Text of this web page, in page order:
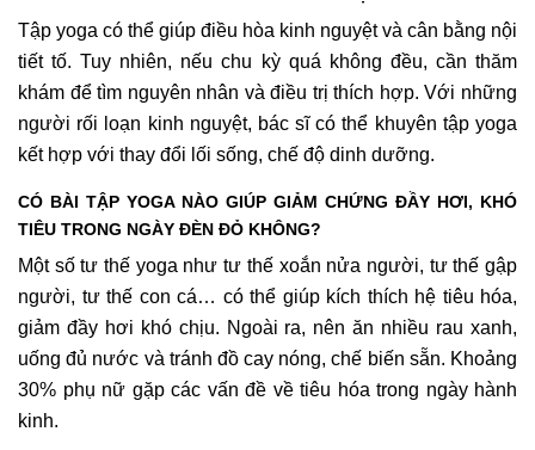
Tập yoga có thể giúp điều hòa kinh nguyệt và cân bằng nội
tiết tố. Tuy nhiên, nếu chu kỳ quá không đều, cần thăm
khám để tìm nguyên nhân và điều trị thích hợp. Với những
người rối loạn kinh nguyệt, bác sĩ có thể khuyên tập yoga
kết hợp với thay đổi lối sống, chế độ dinh dưỡng.
CÓ BÀI TẬP YOGA NÀO GIÚP GIẢM CHỨNG ĐẦY HƠI, KHÓ
TIÊU TRONG NGÀY ĐÈN ĐỎ KHÔNG?
Một số tư thế yoga như tư thế xoắn nửa người, tư thế gập
người, tư thế con cá… có thể giúp kích thích hệ tiêu hóa,
giảm đầy hơi khó chịu. Ngoài ra, nên ăn nhiều rau xanh,
uống đủ nước và tránh đồ cay nóng, chế biến sẵn. Khoảng
30% phụ nữ gặp các vấn đề về tiêu hóa trong ngày hành
kinh.